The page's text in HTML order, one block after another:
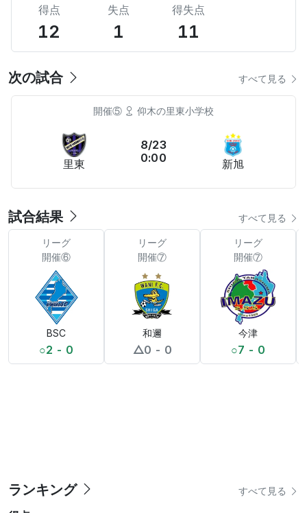
得点
12
失点
1
得失点
11
次の試合 すべて見る
開催⑤ 仰木の里東小学校
里東
8/23
0:00
新旭
試合結果 すべて見る
リーグ
開催⑥
BSC
○2 - 0
リーグ
開催⑦
和邇
△0 - 0
リーグ
開催⑦
今津
○7 - 0
ランキング すべて見る